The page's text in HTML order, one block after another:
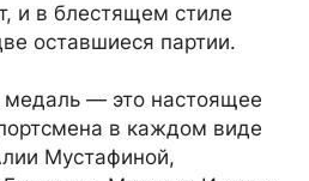
и в блестящем стиле
оставшиеся партии.
медаль — это настоящее
в каждом виде
Мустафиной,